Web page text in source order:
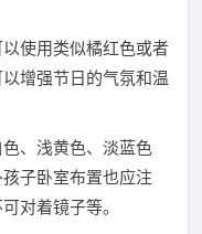
使用类似橘红色或者
增强节日的气氛和温
、浅黄色、淡蓝色
子卧室布置也应注
对着镜子等。